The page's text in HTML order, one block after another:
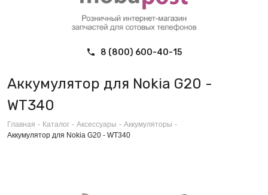
8 (800) 600-40-15
Аккумулятор для Nokia G20 -
WT340
Главная - Каталог - Аксессуары - Аккумуляторы -
Аккумулятор для Nokia G20 - WT340